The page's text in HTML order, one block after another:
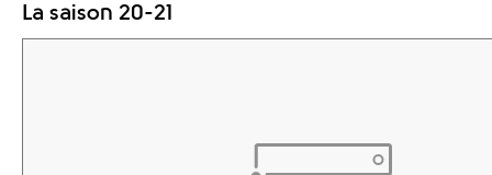
La saison 20-21